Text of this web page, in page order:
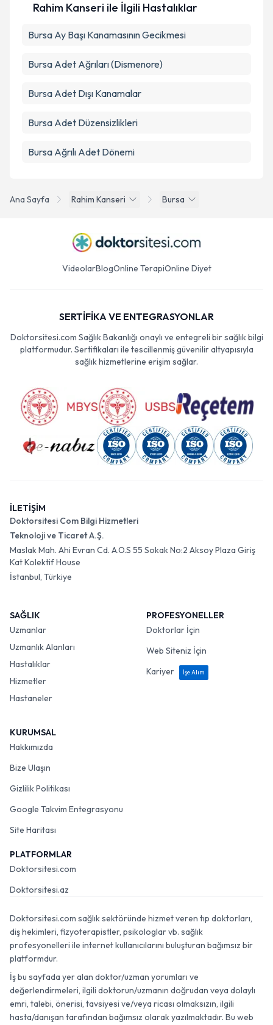
Ana Sayfa Rahim Kanseri Bursa
Rahim Kanseri ile İlgili Hastalıklar
Bursa Ay Başı Kanamasının Gecikmesi
Bursa Adet Ağrıları (Dismenore)
Bursa Adet Dışı Kanamalar
Bursa Adet Düzensizlikleri
Bursa Ağrılı Adet Dönemi
VideolarBlogOnline TerapiOnline Diyet
SERTİFİKA VE ENTEGRASYONLAR
Doktorsitesi.com Sağlık Bakanlığı onaylı ve entegreli bir sağlık bilgi
platformudur. Sertifikaları ile tescillenmiş güvenilir altyapısıyla
sağlık hizmetlerine erişim sağlar.
İLETİŞİM
Doktorsitesi Com Bilgi Hizmetleri
Teknoloji ve Ticaret A.Ş.
Maslak Mah. Ahi Evran Cd. A.O.S 55 Sokak No:2 Aksoy Plaza Giriş
Kat Kolektif House
İstanbul, Türkiye
SAĞLIK
Uzmanlar
Uzmanlık Alanları
Hastalıklar
Hizmetler
Hastaneler
PROFESYONELLER
Doktorlar İçin
Web Siteniz İçin
Kariyer
İşe Alım
KURUMSAL
Hakkımızda
Bize Ulaşın
Gizlilik Politikası
Google Takvim Entegrasyonu
Site Haritası
PLATFORMLAR
Doktorsitesi.com
Doktorsitesi.az
Doktorsitesi.com sağlık sektöründe hizmet veren tıp doktorları,
diş hekimleri, fizyoterapistler, psikologlar vb. sağlık
profesyonelleri ile internet kullanıcılarını buluşturan bağımsız bir
platformdur.
İş bu sayfada yer alan doktor/uzman yorumları ve
değerlendirmeleri, ilgili doktorun/uzmanın doğrudan veya dolaylı
emri, talebi, önerisi, tavsiyesi ve/veya ricası olmaksızın, ilgili
hasta/danışan tarafından bağımsız olarak yazılmaktadır. Bu web